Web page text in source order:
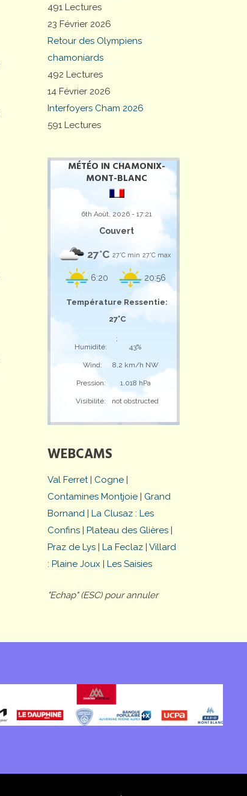
491 Lectures
23 Février 2026
Retour des Olympiens
chamoniards
492 Lectures
14 Février 2026
Interfoyers Cham 2026
591 Lectures
MÉTÉO IN CHAMONIX-
MONT-BLANC
6th Août, 2026 - 17:21
Couvert
27°C 27°C min 27°C max
6:20 20:56
Température Ressentie:
27°C
;
Humidité:
43%
Wind: 8,2 km/h NW
Pression: 1.018 hPa
Visibilité: not obstructed
WEBCAMS
Val Ferret| Cogne |
Contamines Montjoie | Grand
Bornand | La Clusaz : Les
Confins | Plateau des Glières |
Praz de Lys | La Feclaz | Villard
: Plaine Joux | Les Saisies
"Echap" (ESC) pour annuler